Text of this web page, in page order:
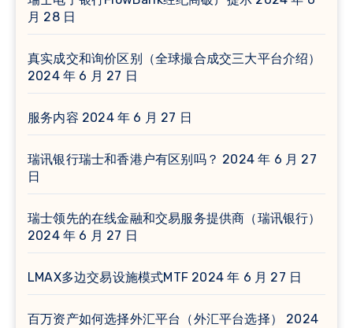
月 28 日
真实成交和询价区别（全球撮合成交三大平台介绍）
2024 年 6 月 27 日
服务内容 2024 年 6 月 27 日
瑞讯银行瑞士和香港户有区别吗？ 2024 年 6 月 27
日
瑞士领先的在线金融和交易服务提供商（瑞讯银行）
2024 年 6 月 27 日
LMAX多边交易设施模式MTF 2024 年 6 月 27 日
百万资产如何选择外汇平台（外汇平台选择）
2024